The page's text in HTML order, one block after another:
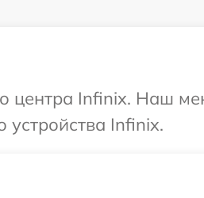
центра Infinix. Наш
Infinix.